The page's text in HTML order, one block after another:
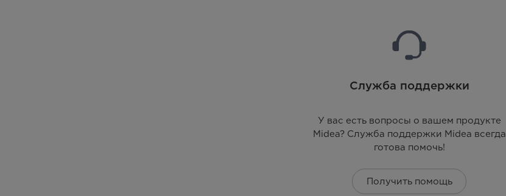
Служба поддержки
У вас есть вопросы о вашем продукте
Midea? Служба поддержки Midea всегда
готова помочь!
Получить помощь